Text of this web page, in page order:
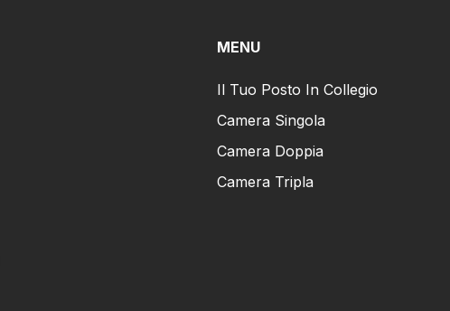
MENU
Il Tuo Posto In Collegio
Camera Singola
Camera Doppia
Camera Tripla